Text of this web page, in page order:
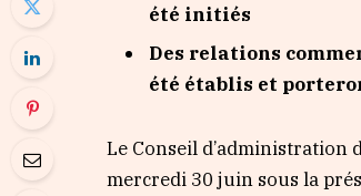
été initiés
Des relations
été établis et
Le Conseil d’administration
mercredi 30 juin sous la